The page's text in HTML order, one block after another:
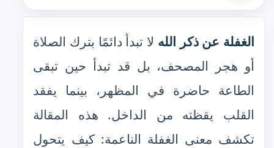
الغفلة عن ذكر الله لا تبدأ دائمًا بترك الصلاة
أو هجر المصحف، بل قد تبدأ حين تبقى
الطاعة حاضرة في المظهر، بينما يفقد
القلب يقظته من الداخل. هذه المقالة
تكشف معنى الغفلة الناعمة: كيف يتحول